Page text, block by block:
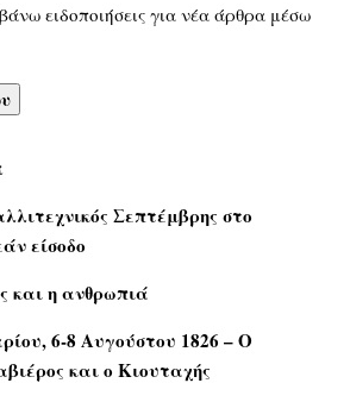
ειδοποιήσεις για νέα άρθρα μέσω
Σεπτέμβρης στο
είσοδο
και η ανθρωπιά
6-8 Αυγούστου 1826 – Ο
και ο Κιουταχής